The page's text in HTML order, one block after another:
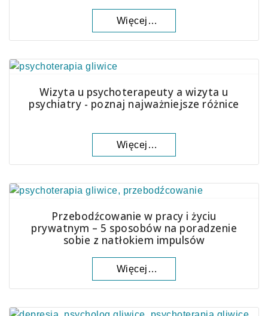
Więcej…
Wizyta u psychoterapeuty a wizyta u
psychiatry - poznaj najważniejsze różnice
Więcej…
Przebodźcowanie w pracy i życiu
prywatnym – 5 sposobów na poradzenie
sobie z natłokiem impulsów
Więcej…